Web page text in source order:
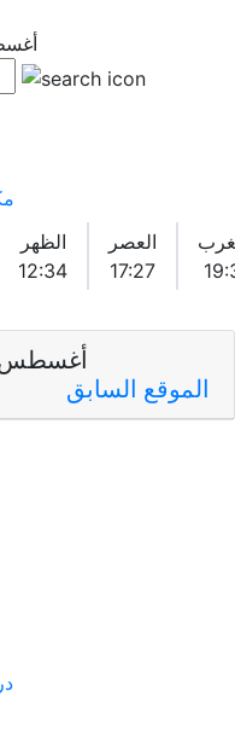
07 أغسطس,
الظهر
12:34
العصر
17:27
07 أغسطس, 2026, 24 صَفَر,
الموقع السابق